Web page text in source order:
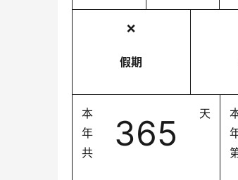
❌
假期
本
年
共
365 天